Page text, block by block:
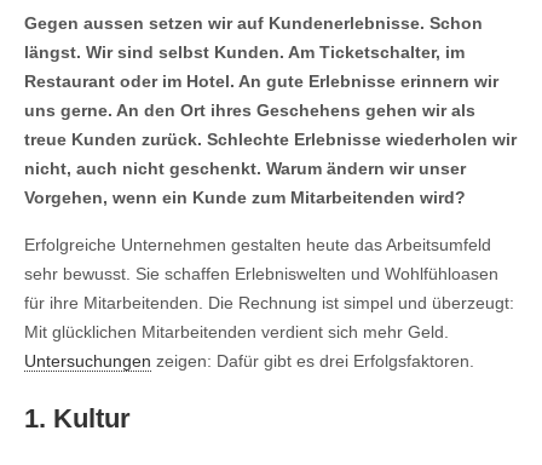
Gegen aussen setzen wir auf Kundenerlebnisse. Schon
längst. Wir sind selbst Kunden. Am Ticketschalter, im
Restaurant oder im Hotel. An gute Erlebnisse erinnern wir
uns gerne. An den Ort ihres Geschehens gehen wir als
treue Kunden zurück. Schlechte Erlebnisse wiederholen wir
nicht, auch nicht geschenkt. Warum ändern wir unser
Vorgehen, wenn ein Kunde zum Mitarbeitenden wird?
Erfolgreiche Unternehmen gestalten heute das Arbeitsumfeld
sehr bewusst. Sie schaffen Erlebniswelten und Wohlfühloasen
für ihre Mitarbeitenden. Die Rechnung ist simpel und überzeugt:
Mit glücklichen Mitarbeitenden verdient sich mehr Geld.
Untersuchungen zeigen: Dafür gibt es drei Erfolgsfaktoren.
1. Kultur